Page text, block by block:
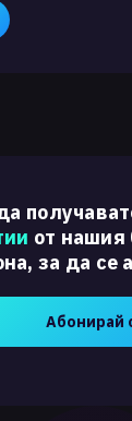
от нашия
за да се
Абонирай